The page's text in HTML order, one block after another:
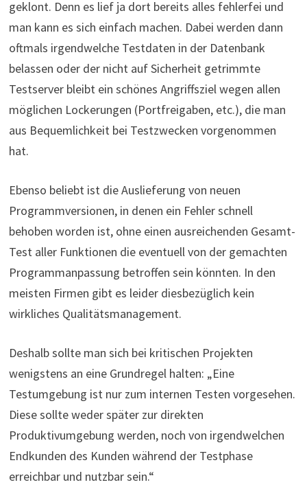
geklont. Denn es lief ja dort bereits alles fehlerfei und
man kann es sich einfach machen. Dabei werden dann
oftmals irgendwelche Testdaten in der Datenbank
belassen oder der nicht auf Sicherheit getrimmte
Testserver bleibt ein schönes Angriffsziel wegen allen
möglichen Lockerungen (Portfreigaben, etc.), die man
aus Bequemlichkeit bei Testzwecken vorgenommen
hat.
Ebenso beliebt ist die Auslieferung von neuen
Programmversionen, in denen ein Fehler schnell
behoben worden ist, ohne einen ausreichenden Gesamt-
Test aller Funktionen die eventuell von der gemachten
Programmanpassung betroffen sein könnten. In den
meisten Firmen gibt es leider diesbezüglich kein
wirkliches Qualitätsmanagement.
Deshalb sollte man sich bei kritischen Projekten
wenigstens an eine Grundregel halten: „Eine
Testumgebung ist nur zum internen Testen vorgesehen.
Diese sollte weder später zur direkten
Produktivumgebung werden, noch von irgendwelchen
Endkunden des Kunden während der Testphase
erreichbar und nutzbar sein.“